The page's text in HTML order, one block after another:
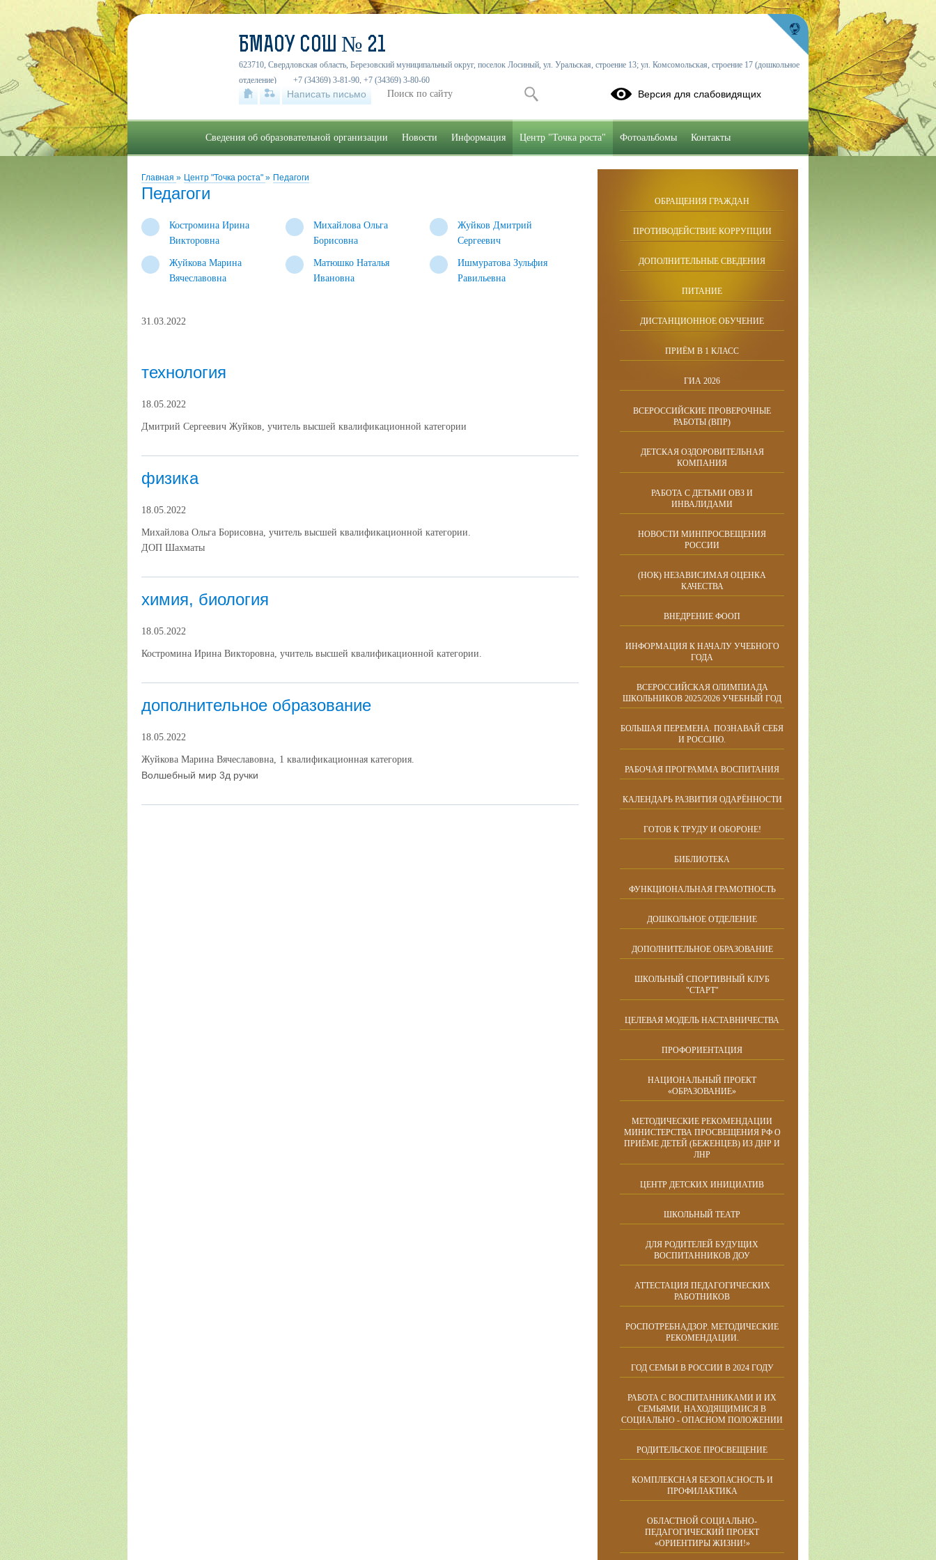
Главная » Центр "Точка роста" » Педагоги
Педагоги
Костромина Ирина
Викторовна
Михайлова Ольга
Борисовна
Жуйков Дмитрий
Сергеевич
Жуйкова Марина
Вячеславовна
Матюшко Наталья
Ивановна
Ишмуратова Зульфия
Равильевна
31.03.2022
технология
18.05.2022
Дмитрий Сергеевич Жуйков, учитель высшей квалификационной категории
физика
18.05.2022
Михайлова Ольга Борисовна, учитель высшей квалификационной категории.
ДОП Шахматы
химия, биология
18.05.2022
Костромина Ирина Викторовна, учитель высшей квалификационной категории.
дополнительное образование
18.05.2022
Жуйкова Марина Вячеславовна, 1 квалификационная категория.
Волшебный мир 3д ручки
ОБРАЩЕНИЯ ГРАЖДАН
ПРОТИВОДЕЙСТВИЕ КОРРУПЦИИ
ДОПОЛНИТЕЛЬНЫЕ СВЕДЕНИЯ
ПИТАНИЕ
ДИСТАНЦИОННОЕ ОБУЧЕНИЕ
ПРИЁМ В 1 КЛАСС
ГИА 2026
ВСЕРОССИЙСКИЕ ПРОВЕРОЧНЫЕ
РАБОТЫ (ВПР)
ДЕТСКАЯ ОЗДОРОВИТЕЛЬНАЯ
КОМПАНИЯ
РАБОТА С ДЕТЬМИ ОВЗ И
ИНВАЛИДАМИ
НОВОСТИ МИНПРОСВЕЩЕНИЯ
РОССИИ
(НОК) НЕЗАВИСИМАЯ ОЦЕНКА
КАЧЕСТВА
ВНЕДРЕНИЕ ФООП
ИНФОРМАЦИЯ К НАЧАЛУ УЧЕБНОГО
ГОДА
ВСЕРОССИЙСКАЯ ОЛИМПИАДА
ШКОЛЬНИКОВ 2025/2026 УЧЕБНЫЙ ГОД
БОЛЬШАЯ ПЕРЕМЕНА. ПОЗНАВАЙ СЕБЯ
И РОССИЮ.
РАБОЧАЯ ПРОГРАММА ВОСПИТАНИЯ
КАЛЕНДАРЬ РАЗВИТИЯ ОДАРЁННОСТИ
ГОТОВ К ТРУДУ И ОБОРОНЕ!
БИБЛИОТЕКА
ФУНКЦИОНАЛЬНАЯ ГРАМОТНОСТЬ
ДОШКОЛЬНОЕ ОТДЕЛЕНИЕ
ДОПОЛНИТЕЛЬНОЕ ОБРАЗОВАНИЕ
ШКОЛЬНЫЙ СПОРТИВНЫЙ КЛУБ
"СТАРТ"
ЦЕЛЕВАЯ МОДЕЛЬ НАСТАВНИЧЕСТВА
ПРОФОРИЕНТАЦИЯ
НАЦИОНАЛЬНЫЙ ПРОЕКТ
«ОБРАЗОВАНИЕ»
МЕТОДИЧЕСКИЕ РЕКОМЕНДАЦИИ
МИНИСТЕРСТВА ПРОСВЕЩЕНИЯ РФ О
ПРИЁМЕ ДЕТЕЙ (БЕЖЕНЦЕВ) ИЗ ДНР И
ЛНР
ЦЕНТР ДЕТСКИХ ИНИЦИАТИВ
ШКОЛЬНЫЙ ТЕАТР
ДЛЯ РОДИТЕЛЕЙ БУДУЩИХ
ВОСПИТАННИКОВ ДОУ
АТТЕСТАЦИЯ ПЕДАГОГИЧЕСКИХ
РАБОТНИКОВ
РОСПОТРЕБНАДЗОР. МЕТОДИЧЕСКИЕ
РЕКОМЕНДАЦИИ.
ГОД СЕМЬИ В РОССИИ В 2024 ГОДУ
РАБОТА С ВОСПИТАННИКАМИ И ИХ
СЕМЬЯМИ, НАХОДЯЩИМИСЯ В
СОЦИАЛЬНО - ОПАСНОМ ПОЛОЖЕНИИ
РОДИТЕЛЬСКОЕ ПРОСВЕЩЕНИЕ
КОМПЛЕКСНАЯ БЕЗОПАСНОСТЬ И
ПРОФИЛАКТИКА
ОБЛАСТНОЙ СОЦИАЛЬНО-
ПЕДАГОГИЧЕСКИЙ ПРОЕКТ
«ОРИЕНТИРЫ ЖИЗНИ!»
БМАОУ СОШ № 21
623710, Свердловская область, Березовский муниципальный округ, поселок Лосиный, ул. Уральская, строение 13; ул. Комсомольская, строение 17 (дошкольное
отделение)
+7 (34369) 3-81-90, +7 (34369) 3-80-60
Написать письмо Версия для слабовидящих
Сведения об образовательной организации Новости Информация Центр "Точка роста" Фотоальбомы Контакты